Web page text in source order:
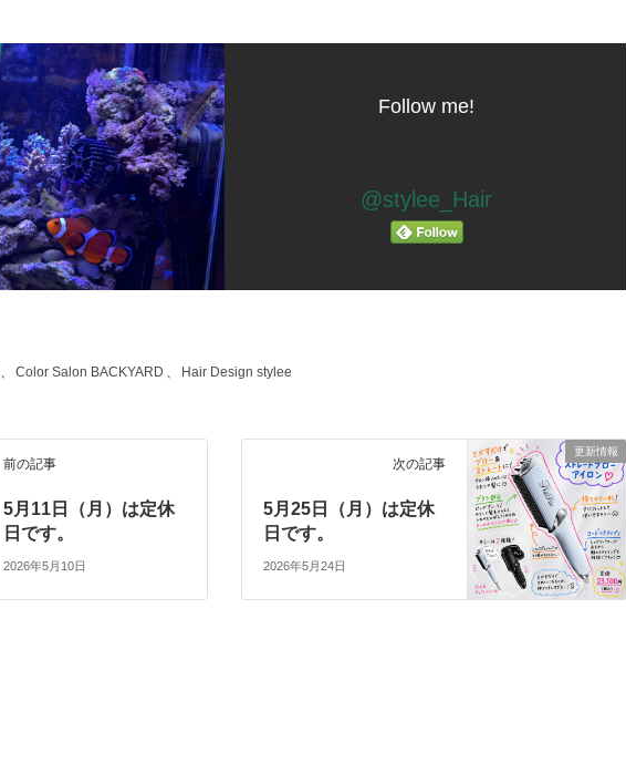
Follow me!
@stylee_Hair
、 Color Salon BACKYARD 、 Hair Design stylee
前の記事
5月11日（月）は定休
日です。
2026年5月10日
更新情報
次の記事
5月25日（月）は定休
日です。
2026年5月24日